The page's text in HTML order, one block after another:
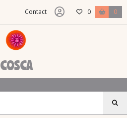
Contact 0 0
COSCA